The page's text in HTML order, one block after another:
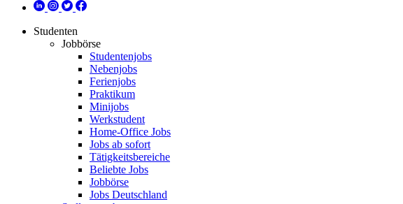
Studenten
Jobbörse
Studentenjobs
Nebenjobs
Ferienjobs
Praktikum
Minijobs
Werkstudent
Home-Office Jobs
Jobs ab sofort
Tätigkeitsbereiche
Beliebte Jobs
Jobbörse
Jobs Deutschland